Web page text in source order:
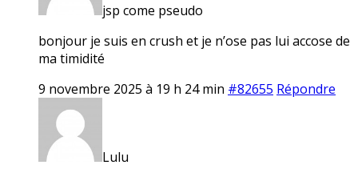
jsp come pseudo
bonjour je suis en crush et je n’ose pas lui accose de
ma timidité
9 novembre 2025 à 19 h 24 min #82655 Répondre
Lulu